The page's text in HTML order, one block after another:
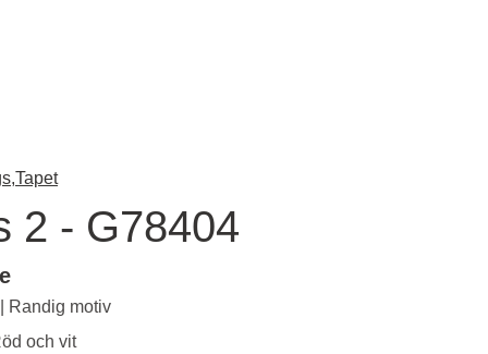
Tapet
2 - G78404
Randig motiv
och vit